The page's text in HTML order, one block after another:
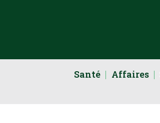
Santé Affaires